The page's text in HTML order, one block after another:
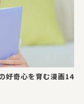
好奇心を育む漫画14